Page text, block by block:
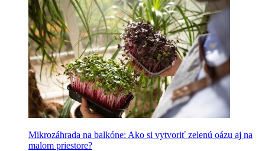
Mikrozáhrada na balkóne: Ako si vytvoriť zelenú oázu aj na
malom priestore?